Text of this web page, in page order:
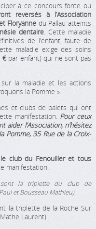
à ce concours fonte ou
reversés à l’Association
Floryanne du Pallau atteints
dentaire. Cette maladie
de l’enfant, faute de
maladie exige des soins
€par enfant) qui ne sont pas
la maladie et les actions
la Pomme ».
et clubs de palets qui ont
manifestation. Pour ceux
aider l’Association, n’hésitez
Pomme, 35 Rue de la Croix-
le club du Fenouiller et tous
manifestation.
la triplette du club de
et Bousseau Mathieu).
la triplette de la Roche Sur
Laurent)